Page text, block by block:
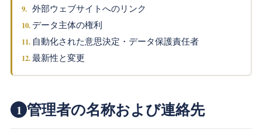
外部ウェブサイトへのリンク
データ主体の権利
自動化された意思決定・データ保護責任者
最新性と変更
1 管理者の名称および連絡先